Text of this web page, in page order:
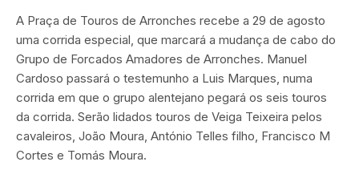
A Praça de Touros de Arronches recebe a 29 de agosto
uma corrida especial, que marcará a mudança de cabo do
Grupo de Forcados Amadores de Arronches. Manuel
Cardoso passará o testemunho a Luis Marques, numa
corrida em que o grupo alentejano pegará os seis touros
da corrida. Serão lidados touros de Veiga Teixeira pelos
cavaleiros, João Moura, António Telles filho, Francisco M
Cortes e Tomás Moura.